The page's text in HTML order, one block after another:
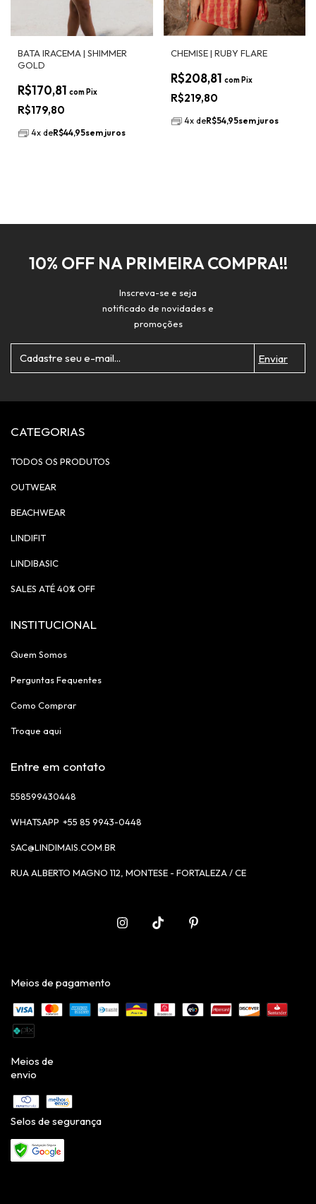
BATA IRACEMA | SHIMMER
GOLD
R$179,80
R$170,81 com Pix
4x deR$44,95sem juros
CHEMISE | RUBY FLARE
R$219,80
R$208,81 com Pix
4x deR$54,95sem juros
10% OFF NA PRIMEIRA COMPRA!!
Inscreva-se e seja
notificado de novidades e
promoções
CATEGORIAS
TODOS OS PRODUTOS
OUTWEAR
BEACHWEAR
LINDIFIT
LINDIBASIC
SALES ATÉ 40% OFF
INSTITUCIONAL
Quem Somos
Perguntas Fequentes
Como Comprar
Troque aqui
Entre em contato
558599430448
+55 85 9943-0448
SAC@LINDIMAIS.COM.BR
RUA ALBERTO MAGNO 112, MONTESE - FORTALEZA / CE
Meios de pagamento
Meios de
envio
Selos de segurança